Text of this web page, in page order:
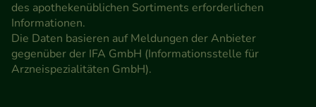
des apothekenüblichen Sortiments erforderlichen
Informationen.
Die Daten basieren auf Meldungen der Anbieter
gegenüber der IFA GmbH (Informationsstelle für
Arzneispezialitäten GmbH).